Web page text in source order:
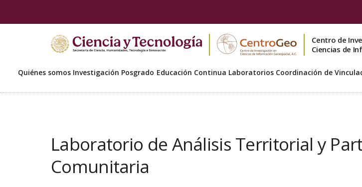
Centro de
Ciencias de
Quiénes somos Investigación Posgrado Educación Continua Laboratorios Coordinación de
Laboratorio de Análisis Territorial y
Comunitaria